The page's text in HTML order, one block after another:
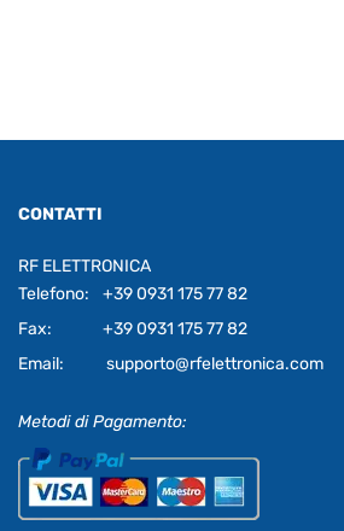
CONTATTI
RF ELETTRONICA
Telefono:
+39 0931 175 77 82
Fax:
+39 0931 175 77 82
Email:
supporto@rfelettronica.com
Metodi di Pagamento: